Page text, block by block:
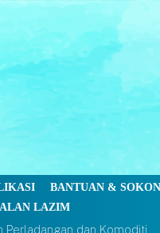
BANTUAN &
LAZIM
Perladangan dan Komoditi